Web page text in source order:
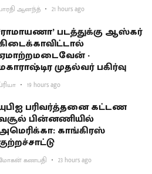
ஆனந்த் 21 hours ago
படத்துக்கு ஆஸ்கர்
-
முதல்வர் பகிர்வு
19 hours ago
பரிவர்த்தனை கட்டண
பின்னணியில்
காங்கிரஸ்
கணபதி 23 hours ago